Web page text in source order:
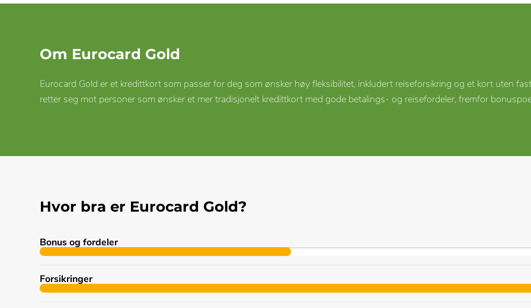
Om Eurocard Gold
Eurocard Gold er et kredittkort som passer for deg som ønsker høy fleksibilitet, inkludert reiseforsikring og et kort uten
retter seg mot personer som ønsker et mer tradisjonelt kredittkort med gode betalings- og reisefordeler, fremfor
Hvor bra er Eurocard Gold?
Bonus og fordeler
Forsikringer